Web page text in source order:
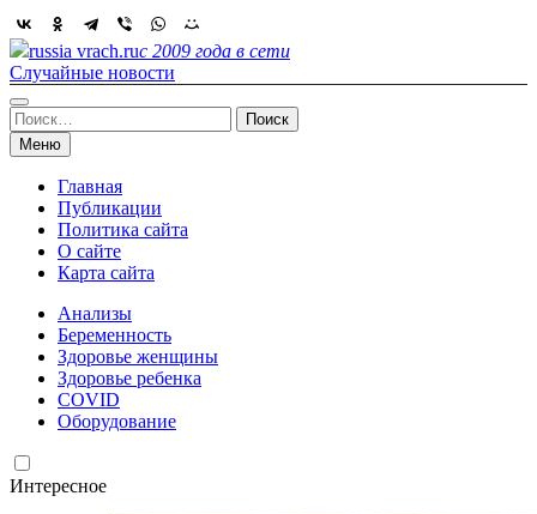
Skip
to
content
russia vrach.ruс 2009 года в сети
Случайные новости
Найти:
Меню
Главная
Публикации
Политика сайта
О сайте
Карта сайта
Анализы
Беременность
Здоровье женщины
Здоровье ребенка
COVID
Оборудование
Интересное